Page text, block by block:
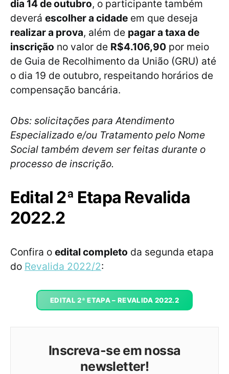
dia 14 de outubro, o participante também
deverá escolher a cidade em que deseja
realizar a prova, além de pagar a taxa de
inscrição no valor de R$4.106,90 por meio
de Guia de Recolhimento da União (GRU) até
o dia 19 de outubro, respeitando horários de
compensação bancária.
Obs: solicitações para Atendimento
Especializado e/ou Tratamento pelo Nome
Social também devem ser feitas durante o
processo de inscrição.
Edital 2ª Etapa Revalida
2022.2
Confira o edital completo da segunda etapa
do Revalida 2022/2:
EDITAL 2ª ETAPA – REVALIDA 2022.2
Inscreva-se em nossa
newsletter!